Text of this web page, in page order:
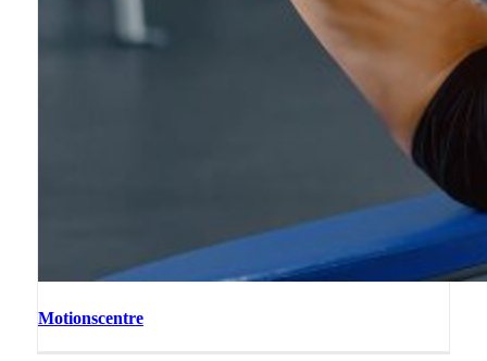
Motionscentre